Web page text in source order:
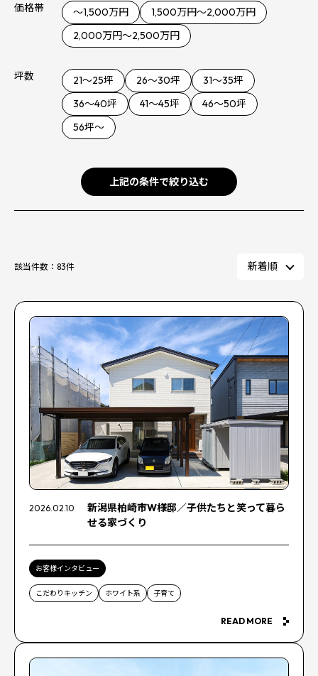
価格帯 ～1,500万円
1,500万円～2,000万円
2,000万円～2,500万円
坪数 21～25坪 26～30坪
31～35坪
36〜40坪
41〜45坪
46〜50坪
56坪〜
上記の条件で絞り込む
該当件数： 83件
2026.02.10
新潟県柏崎市W様邸／子供たちと笑って暮ら
せる家づくり
お客様インタビュー
こだわりキッチン ホワイト系 子育て
READ MORE